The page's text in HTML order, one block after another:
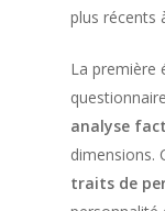
plus récents
La première
analyse
dimensions.
traits de